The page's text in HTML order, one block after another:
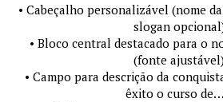
• Cabeçalho personalizável (nome
slogan
• Bloco central destacado para o
(fonte
• Campo para descrição da
êxito o curso